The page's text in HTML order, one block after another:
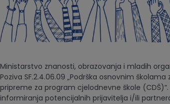
Ministarstvo znanosti, obrazovanja i mladih
Poziva SF.2.4.06.09 „Podrška osnovnim
pripreme za program cjelodnevne škole
informiranja potencijalnih prijavitelja i/ili